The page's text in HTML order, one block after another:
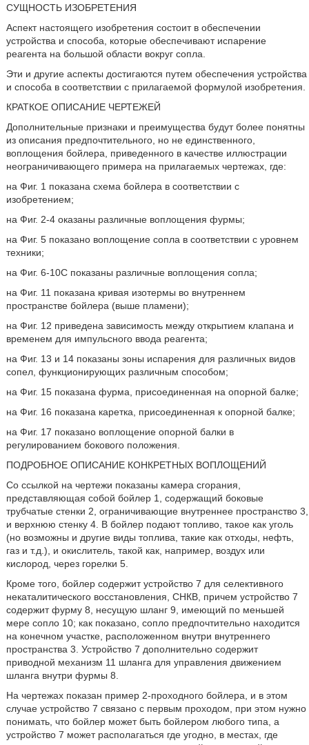
СУЩНОСТЬ ИЗОБРЕТЕНИЯ
Аспект настоящего изобретения состоит в обеспечении
устройства и способа, которые обеспечивают испарение
реагента на большой области вокруг сопла.
Эти и другие аспекты достигаются путем обеспечения устройства
и способа в соответствии с прилагаемой формулой изобретения.
КРАТКОЕ ОПИСАНИЕ ЧЕРТЕЖЕЙ
Дополнительные признаки и преимущества будут более понятны
из описания предпочтительного, но не единственного,
воплощения бойлера, приведенного в качестве иллюстрации
неограничивающего примера на прилагаемых чертежах, где:
на Фиг. 1 показана схема бойлера в соответствии с
изобретением;
на Фиг. 2-4 оказаны различные воплощения фурмы;
на Фиг. 5 показано воплощение сопла в соответствии с уровнем
техники;
на Фиг. 6-10С показаны различные воплощения сопла;
на Фиг. 11 показана кривая изотермы во внутреннем
пространстве бойлера (выше пламени);
на Фиг. 12 приведена зависимость между открытием клапана и
временем для импульсного ввода реагента;
на Фиг. 13 и 14 показаны зоны испарения для различных видов
сопел, функционирующих различным способом;
на Фиг. 15 показана фурма, присоединенная на опорной балке;
на Фиг. 16 показана каретка, присоединенная к опорной балке;
на Фиг. 17 показано воплощение опорной балки в
регулированием бокового положения.
ПОДРОБНОЕ ОПИСАНИЕ КОНКРЕТНЫХ ВОПЛОЩЕНИЙ
Со ссылкой на чертежи показаны камера сгорания,
представляющая собой бойлер 1, содержащий боковые
трубчатые стенки 2, ограничивающие внутреннее пространство 3,
и верхнюю стенку 4. В бойлер подают топливо, такое как уголь
(но возможны и другие виды топлива, такие как отходы, нефть,
газ и т.д.), и окислитель, такой как, например, воздух или
кислород, через горелки 5.
Кроме того, бойлер содержит устройство 7 для селективного
некаталитического восстановления, СНКВ, причем устройство 7
содержит фурму 8, несущую шланг 9, имеющий по меньшей
мере сопло 10; как показано, сопло предпочтительно находится
на конечном участке, расположенном внутри внутреннего
пространства 3. Устройство 7 дополнительно содержит
приводной механизм 11 шланга для управления движением
шланга внутри фурмы 8.
На чертежах показан пример 2-проходного бойлера, и в этом
случае устройство 7 связано с первым проходом, при этом нужно
понимать, что бойлер может быть бойлером любого типа, а
устройство 7 может располагаться где угодно, в местах, где